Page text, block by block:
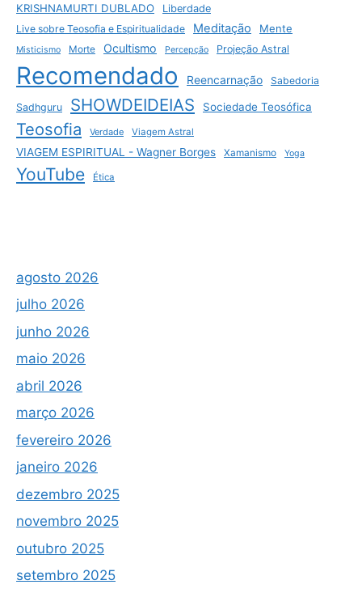
KRISHNAMURTI DUBLADO
Liberdade
Live sobre Teosofia e Espiritualidade
Meditação Mente
Misticismo Morte Ocultismo Percepção Projeção Astral
Recomendado Reencarnação Sabedoria
Sadhguru SHOWDEIDEIAS Sociedade Teosófica
Teosofia Verdade Viagem Astral
VIAGEM ESPIRITUAL - Wagner Borges Xamanismo Yoga
YouTube Ética
agosto 2026
julho 2026
junho 2026
maio 2026
abril 2026
março 2026
fevereiro 2026
janeiro 2026
dezembro 2025
novembro 2025
outubro 2025
setembro 2025